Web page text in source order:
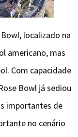
localizado na
americano, mas
Com capacidade
Bowl já sediou
importantes de
no cenário